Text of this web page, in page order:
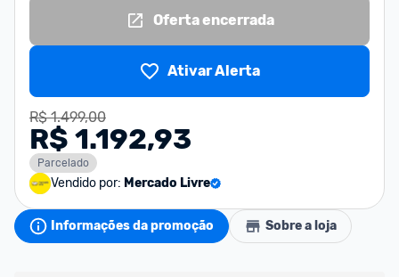
Oferta encerrada
Ativar Alerta
R$ 1.499,00
R$ 1.192,93
Parcelado
Vendido por: Mercado Livre
Informações da promoção Sobre a loja